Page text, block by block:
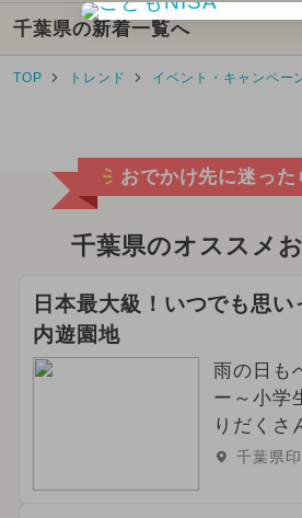
2025年9月のイベント
2026年3月のイベント
2026年5月のイベント
2024年4月のイベント
2024年9月のイベント
2024年12月のイベント
2024年3月のイベント
2024年11月のイベント
千葉県の新着一覧へ
TOP トレンド イベント・キャンペー
おでかけ先に迷った
千葉県のオススメ
日本最大級！いつでも思
内遊園地
雨の日も
ー～小学
りだくさ
千葉県